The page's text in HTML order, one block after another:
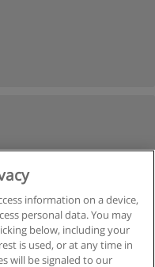
information on a device,
personal data. You may
below, including your
is used, or at any time in
will be signaled to our